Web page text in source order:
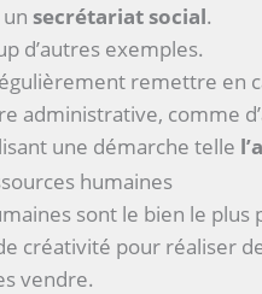
unsecrétariat social.
d’autres exemples.
remettre en
administrative, comme
une démarche telle
humaines
sont le bien le plus
créativité pour réaliser
vendre.